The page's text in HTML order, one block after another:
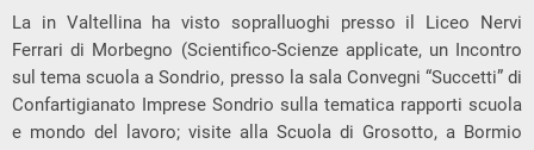
La in Valtellina ha visto sopralluoghi presso il Liceo Nervi
Ferrari di Morbegno (Scientifico-Scienze applicate, un Incontro
sul tema scuola a Sondrio, presso la sala Convegni “Succetti” di
Confartigianato Imprese Sondrio sulla tematica rapporti scuola
e mondo del lavoro; visite alla Scuola di Grosotto, a Bormio